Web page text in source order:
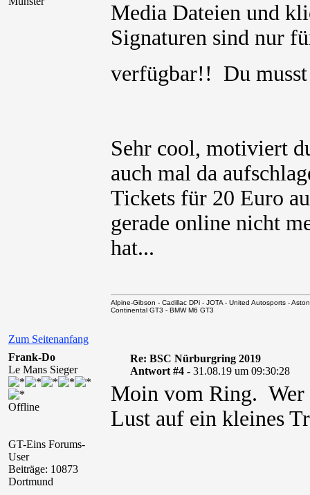
Media Dateien und
Signaturen sind nur
verfügbar!! Du
Sehr cool, motiviert
auch mal da
Tickets für 20 Euro
gerade online nicht
hat...
Zum Seitenanfang
Alpine-Gibson - Cadillac DPi - JOTA - United Autosports -
Continental GT3 - BMW M6 GT3
Frank-Do
Le Mans Sieger
Offline
GT-Eins Forums-
User
Beiträge: 10873
Dortmund
Re: BSC Nürburgring 2019
Antwort #4 - 31.08.19 um 09:30:28
Moin vom Ring. Wer
Lust auf ein kleines